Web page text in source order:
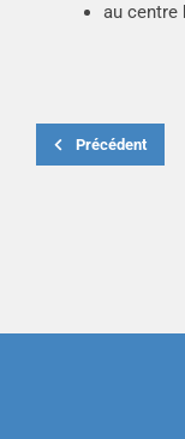
au centre
Précédent